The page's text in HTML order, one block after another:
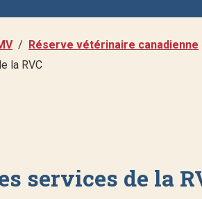
Réserve vétérinaire canadienne
la RVC
services de la